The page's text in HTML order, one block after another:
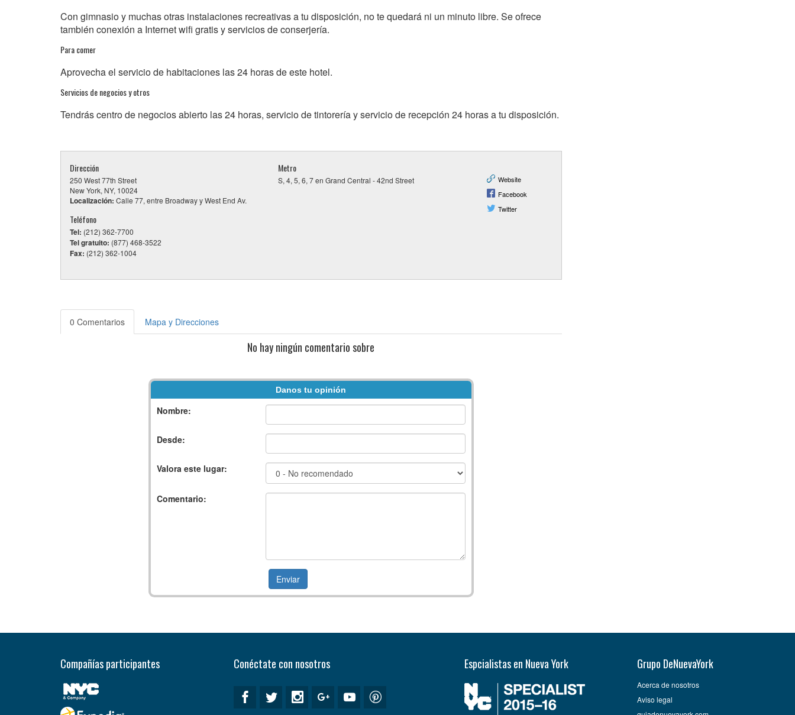
Con gimnasio y muchas otras instalaciones recreativas a tu disposición, no te quedará ni un minuto libre. Se ofrece
también conexión a Internet wifi gratis y servicios de conserjería.
Para comer
Aprovecha el servicio de habitaciones las 24 horas de este hotel.
Servicios de negocios y otros
Tendrás centro de negocios abierto las 24 horas, servicio de tintorería y servicio de recepción 24 horas a tu disposición.
Dirección
250 West 77th Street
New York, NY, 10024
Localización: Calle 77, entre Broadway y West End Av.
Teléfono
Tel: (212) 362-7700
Tel gratuito: (877) 468-3522
Fax: (212) 362-1004
Metro
S, 4, 5, 6, 7 en Grand Central - 42nd Street
Website
Facebook
Twitter
0 Comentarios Mapa y Direcciones
No hay ningún comentario sobre
Danos tu opinión
Nombre:
Desde:
Valora este lugar:
Comentario:
Compañías participantes Conéctate con nosotros Espcialistas en Nueva York Grupo DeNuevaYork
Acerca de nosotros
Aviso legal